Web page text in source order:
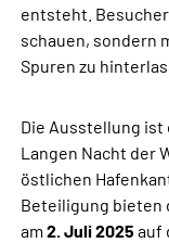
entsteht.
schauen, sondern
Spuren zu
Die Ausstellung
Langen Nacht der
östlichen
Beteiligung bieten
am2. Juli 2025 auf